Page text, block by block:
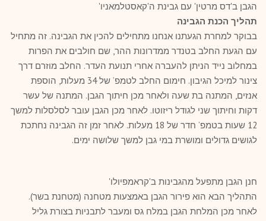
הגבן ב'דס מרטין' עם גבינת ה'קאסטלמאניו'
תהליך הכנת הגבינה
בבוקר למחרת הגעתנו אנחנו מתחילים להכין את הגבינה. זה מתחיל
עם הגעת החלב בטנדר ממדרונות ההר, שם חולבים את הפרות
במחלוב נייד הניתן להעברה אחרי תנועת העדר. החלב מוזרם דרך
צינור למיכל הגיבון. חימום החלב לטמפ’ של 34 מעלות, הוספת
אנזים, המתנה בת שעה ולאחר מכן חיתוך הגבן. המתנה של עשר
דקות וחיתוך שני לגודל ריזוטו. לאחר מכן הגבן עובר לסלסלות למשך
12 שעות בטמפ’ חדר של 18 מעלות. לאחר זמן זה הגבינה נחתכת
לגושים גדולים ומושרת במי גבן למשך שלושה ימים.
חנן הגבן מתפעל מהגבינות ב'קראמפיולו'
התהליך הבא הוא פירור הגבן באמצעות מטחנה (מטחנת בשר).
לאחר מכן המלחת הגבן במלח גס ומעבר לתבניות בצורת גליל